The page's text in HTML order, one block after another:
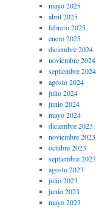
mayo 2025
abril 2025
febrero 2025
enero 2025
diciembre 2024
noviembre 2024
septiembre 2024
agosto 2024
julio 2024
junio 2024
mayo 2024
diciembre 2023
noviembre 2023
octubre 2023
septiembre 2023
agosto 2023
julio 2023
junio 2023
mayo 2023